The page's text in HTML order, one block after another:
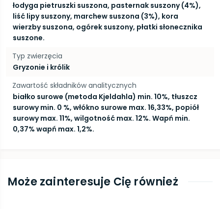
łodyga pietruszki suszona, pasternak suszony (4%),
liść lipy suszony, marchew suszona (3%), kora
wierzby suszona, ogórek suszony, płatki słonecznika
suszone.
Typ zwierzęcia
Gryzonie i królik
Zawartość składników analitycznych
białko surowe (metoda Kjeldahla) min. 10%, tłuszcz
surowy min. 0 %, włókno surowe max. 16,33%, popiół
surowy max. 11%, wilgotność max. 12%. Wapń min.
0,37% wapń max. 1,2%.
Może zainteresuje Cię również